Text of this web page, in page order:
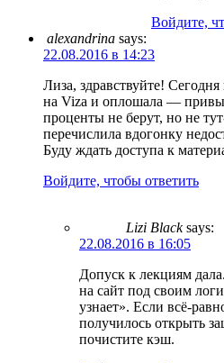
Войдите,
alexandrina says:
22.08.2016 в 14:23
Лиза, здравствуйте!
на Viza и оплошала —
проценты не берут, но не
перечислила вдогонку
Буду ждать доступа к
Войдите, чтобы ответить
Lizi Black says:
22.08.2016 в 16:05
Допуск к лекциям
на сайт под своим
узнает». Если всё-
получилось открыть
почистите кэш.